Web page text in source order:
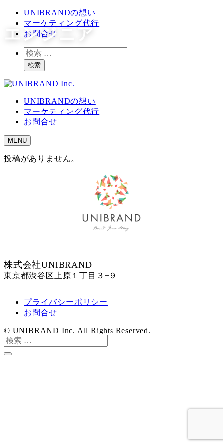
ン
ツ
UNIBRANDの想い
マーケティング代行
お問合せ
検
索検索
UNIBRANDの想い
マーケティング代行
お問合せ
MENU
エンジニア
投稿がありません。
株式会社UNIBRAND
東京都渋谷区上原１丁目３−９
プライバシーポリシー
お問合せ
© UNIBRAND Inc. All Rights Reserved.
検
索